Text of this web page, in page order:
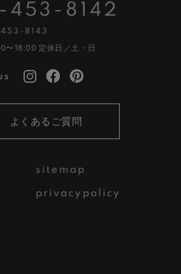
sitemap
privacypolicy
453-8142
8143
〜18:00 定休日／土・日
よくあるご質問